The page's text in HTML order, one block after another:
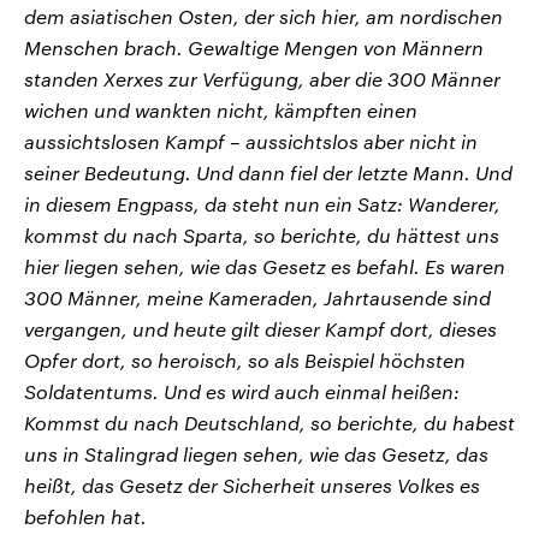
dem asiatischen Osten, der sich hier, am nordischen
Menschen brach. Gewaltige Mengen von Männern
standen Xerxes zur Verfügung, aber die 300 Männer
wichen und wankten nicht, kämpften einen
aussichtslosen Kampf – aussichtslos aber nicht in
seiner Bedeutung. Und dann fiel der letzte Mann. Und
in diesem Engpass, da steht nun ein Satz: Wanderer,
kommst du nach Sparta, so berichte, du hättest uns
hier liegen sehen, wie das Gesetz es befahl. Es waren
300 Männer, meine Kameraden, Jahrtausende sind
vergangen, und heute gilt dieser Kampf dort, dieses
Opfer dort, so heroisch, so als Beispiel höchsten
Soldatentums. Und es wird auch einmal heißen:
Kommst du nach Deutschland, so berichte, du habest
uns in Stalingrad liegen sehen, wie das Gesetz, das
heißt, das Gesetz der Sicherheit unseres Volkes es
befohlen hat.